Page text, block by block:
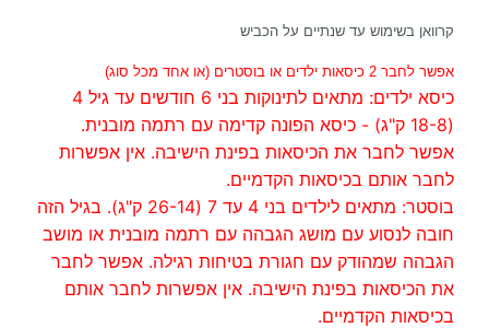
קרוואן בשימוש עד שנתיים על הכביש
אפשר לחבר 2 כיסאות ילדים או בוסטרים (או אחד מכל סוג)
כיסא ילדים: מתאים לתינוקות בני 6 חודשים עד גיל 4
(18-8 ק"ג) - כיסא הפונה קדימה עם רתמה מובנית.
אפשר לחבר את הכיסאות בפינת הישיבה. אין אפשרות
לחבר אותם בכיסאות הקדמיים.
בוסטר: מתאים לילדים בני 4 עד 7 (26-14 ק"ג). בגיל הזה
חובה לנסוע עם מושג הגבהה עם רתמה מובנית או מושב
הגבהה שמהודק עם חגורת בטיחות רגילה. אפשר לחבר
את הכיסאות בפינת הישיבה. אין אפשרות לחבר אותם
בכיסאות הקדמיים.